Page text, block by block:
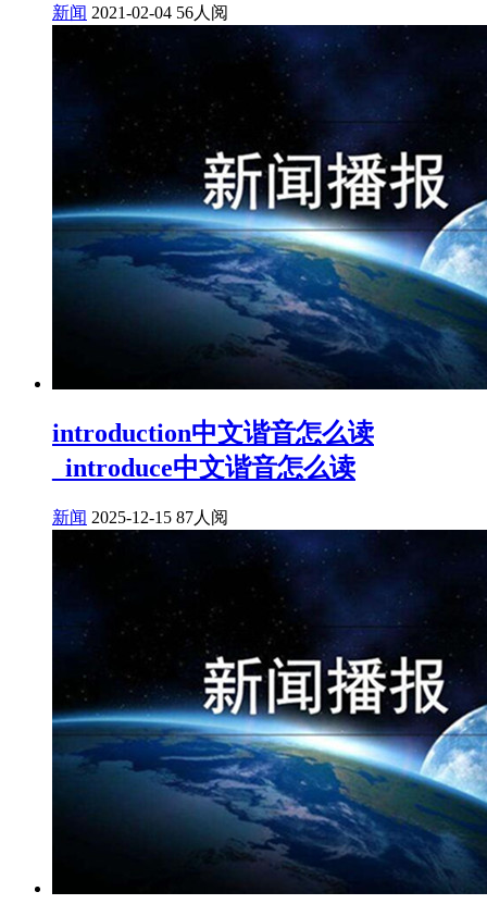
新闻 2021-02-04 56人阅
introduction中文谐音怎么读
_introduce中文谐音怎么读
新闻 2025-12-15 87人阅